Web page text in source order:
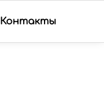
Контакты